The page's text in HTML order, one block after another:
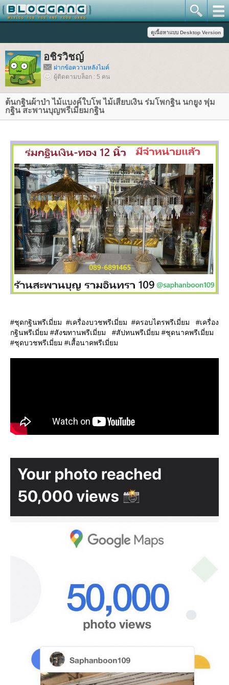
อชิรวิชญ์
ฝากข้อความหลังไมค์
ผู้ติดตามบล็อก : 5 คน
ต้นกฐินผ้าป่า ไม้แบงค์ใบโพ ไม้เสียบเงิน ร่มโพกฐิน นกยูง พุ่ม
กฐิน สะพานบุญพรีเมี่ยมกฐิน
#ชุดกฐินพรีเมี่ยม #เครื่องบวชพรีเมี่ยม #ครอบไตรพรีเมี่ยม #เครื่อง
กฐินพรีเมี่ยม #สังฆทานพรีเมี่ยม #สัปทนพรีเมี่ยม #ชุดนาคพรีเมี่ยม
#ชุดบวชพรีเมี่ยม #เสื้อนาคพรีเมี่ยม